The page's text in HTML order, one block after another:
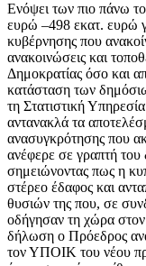
Ενόψει των πιο πάνω
ευρώ –498 εκατ. ευρώ
κυβέρνησης που
ανακοινώσεις και
Δημοκρατίας όσο και
κατάσταση των
τη Στατιστική
αντανακλά τα
ανασυγκρότησης που
ανέφερε σε γραπτή
σημειώνοντας πως η
στέρεο έδαφος και
θυσιών της που, σε
οδήγησαν τη χώρα
δήλωση ο Πρόεδρος
τον ΥΠΟΙΚ του νέου